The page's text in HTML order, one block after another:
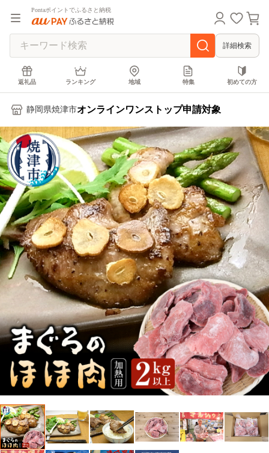
Pontaポイントでふるさと納税
詳細検索
返礼品 ランキング 地域 特集 初めての方
静岡県焼津市オンラインワンストップ申請対象